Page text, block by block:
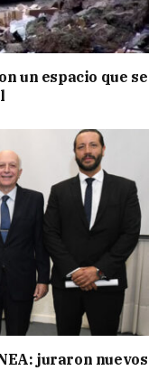
un espacio que se
juraron nuevos